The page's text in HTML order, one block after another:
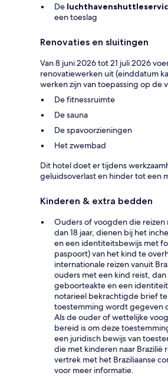
De
een toeslag
Renovaties en sluitingen
Van 8 juni 2026 tot 21 juli 2026
renovatiewerken uit (einddatum
werken zijn van toepassing op de
De fitnessruimte
De sauna
De spavoorzieningen
Het zwembad
Dit hotel doet er tijdens
geluidsoverlast en hinder tot een
Kinderen & extra bedden
Ouders of voogden die
dan 18 jaar, dienen bij het
en een identiteitsbewijs met
paspoort) van het kind te
internationale reizen vanuit
ouders met een kind reist,
geboorteakte en een
notarieel bekrachtigde brief
toestemming wordt gegeven
Als de ouder of wettelijke
bereid is om deze
een juridisch bewijs van
die met kinderen naar Brazilië
vertrek met het Braziliaanse
voor meer informatie.